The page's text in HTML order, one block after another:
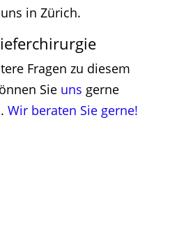
in Zürich.
Fragen zu diesem
Sie uns gerne
Wir beraten Sie gerne!